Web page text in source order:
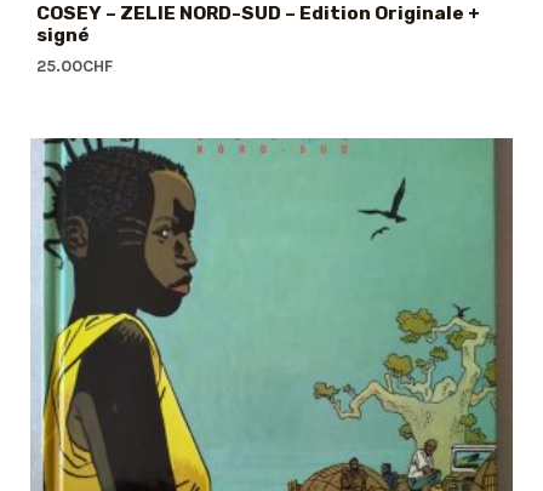
COSEY – ZELIE NORD-SUD – Edition Originale +
signé
25.00CHF